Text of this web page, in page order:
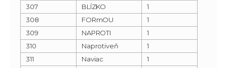
307
BLÍZKO
1
308
FORmOU
1
309
NAPROTI
1
310
Naprotiveň
1
311
Naviac
1